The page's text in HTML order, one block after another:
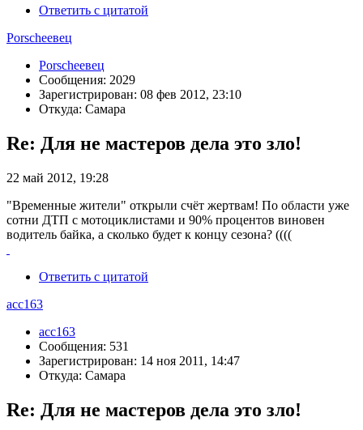
Ответить с цитатой
Porscheeвец
Porscheeвец
Сообщения: 2029
Зарегистрирован: 08 фев 2012, 23:10
Откуда: Самара
Re: Для не мастеров дела это зло!
22 май 2012, 19:28
"Временные жители" открыли счёт жертвам! По области уже
сотни ДТП с мотоциклистами и 90% процентов виновен
водитель байка, а сколько будет к концу сезона? ((((
Ответить с цитатой
acc163
acc163
Сообщения: 531
Зарегистрирован: 14 ноя 2011, 14:47
Откуда: Самара
Re: Для не мастеров дела это зло!